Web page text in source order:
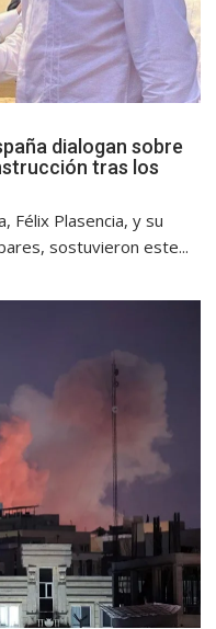
dialogan sobre
tras los
Félix Plasencia, y su
sostuvieron este...